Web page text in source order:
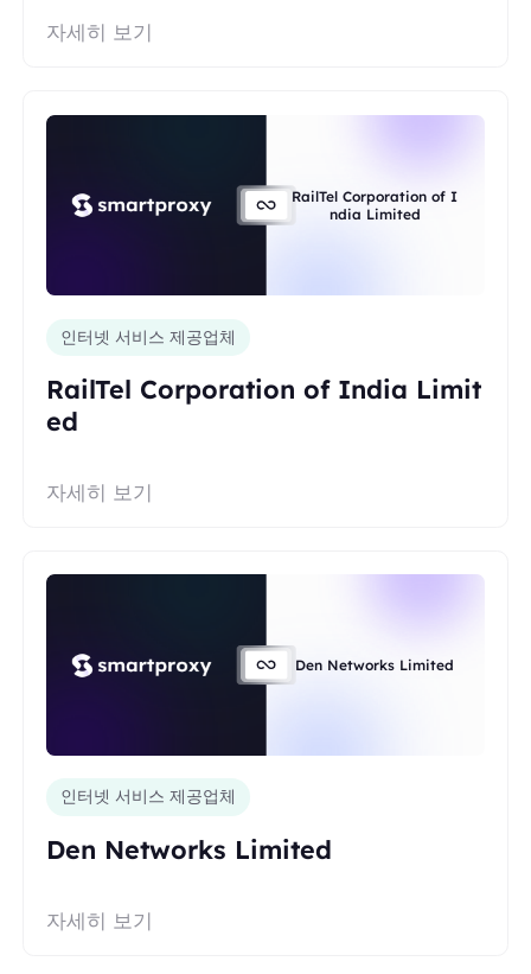
자세히 보기
RailTel Corporation of I
ndia Limited
인터넷 서비스 제공업체
RailTel Corporation of India Limit
ed
자세히 보기
Den Networks Limited
인터넷 서비스 제공업체
Den Networks Limited
자세히 보기